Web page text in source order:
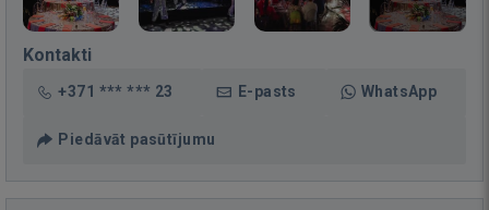
Kontakti
+371 *** *** 23 E-pasts WhatsApp
Piedāvāt pasūtījumu